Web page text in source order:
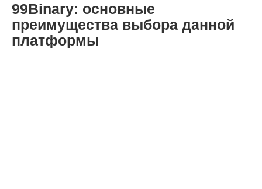
99Binary: основные
преимущества выбора данной
платформы